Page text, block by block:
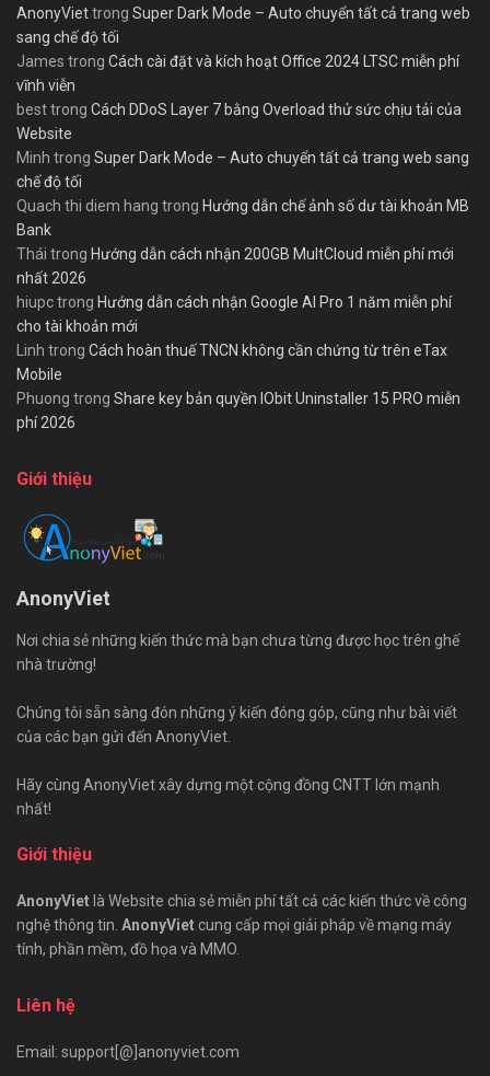
AnonyViettrong Super Dark Mode – Auto chuyển tất cả trang web
sang chế độ tối
James trong Cách cài đặt và kích hoạt Office 2024 LTSC miễn phí
vĩnh viễn
besttrong Cách DDoS Layer 7 bằng Overload thử sức chịu tải của
Website
Minh trong Super Dark Mode – Auto chuyển tất cả trang web sang
chế độ tối
Quach thi diem hang trong Hướng dẫn chế ảnh số dư tài khoản MB
Bank
Thái trong Hướng dẫn cách nhận 200GB MultCloud miễn phí mới
nhất 2026
hiupctrong Hướng dẫn cách nhận Google AI Pro 1 năm miễn phí
cho tài khoản mới
Linh trong Cách hoàn thuế TNCN không cần chứng từ trên eTax
Mobile
Phuong trong Share key bản quyền IObit Uninstaller 15 PRO miễn
phí 2026
Giới thiệu
AnonyViet
Nơi chia sẻ những kiến thức mà bạn chưa từng được học trên ghế
nhà trường!
Chúng tôi sẵn sàng đón những ý kiến đóng góp, cũng như bài viết
của các bạn gửi đến AnonyViet.
Hãy cùng AnonyViet xây dựng một cộng đồng CNTT lớn mạnh
nhất!
Giới thiệu
AnonyViet là Website chia sẻ miễn phí tất cả các kiến thức về công
nghệ thông tin. AnonyViet cung cấp mọi giải pháp về mạng máy
tính, phần mềm, đồ họa và MMO.
Liên hệ
Email: support[@]anonyviet.com